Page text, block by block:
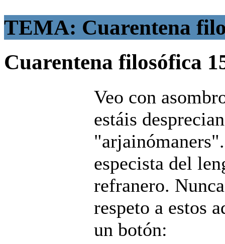
TEMA: Cuarentena
Cuarentena filosófica
Veo con
estáis
especista del
refranero.
respeto a estos
un botón: